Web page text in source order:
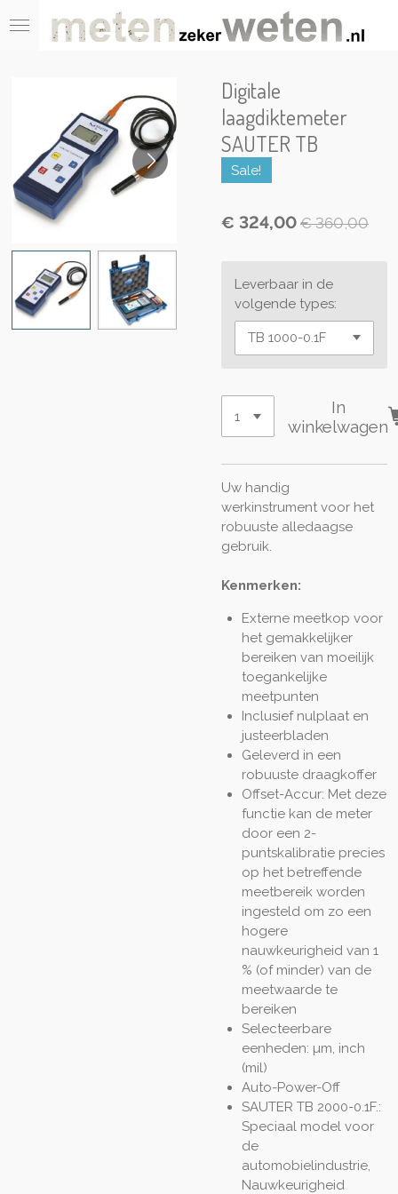
Ga
Digitale
laagdiktemeter
SAUTER TB
Sale!
€ 324,00 € 360,00
Leverbaar in de
volgende types:
In
winkelwagen
Uw handig
werkinstrument voor het
robuuste alledaagse
gebruik.
Kenmerken:
Externe meetkop voor
het gemakkelijker
bereiken van moeilijk
toegankelijke
meetpunten
Inclusief nulplaat en
justeerbladen
Geleverd in een
robuuste draagkoffer
Offset-Accur: Met deze
functie kan de meter
door een 2-
puntskalibratie precies
op het betreffende
meetbereik worden
ingesteld om zo een
hogere
nauwkeurigheid van 1
% (of minder) van de
meetwaarde te
bereiken
Selecteerbare
eenheden: µm, inch
(mil)
Auto-Power-Off
SAUTER TB 2000-0.1F.:
Speciaal model voor
de
automobielindustrie,
Nauwkeurigheid